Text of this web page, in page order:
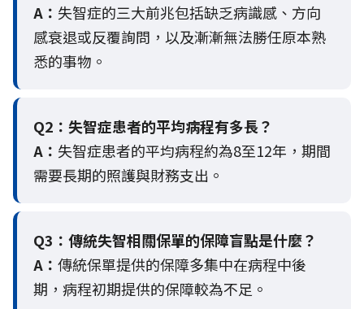
A： 失智症的三大前兆包括缺乏病識感、方向
感衰退或反覆詢問，以及漸漸無法勝任原本熟
悉的事物。
Q2： 失智症患者的平均病程有多長？
A： 失智症患者的平均病程約為8至12年，期間
需要長期的照護與財務支出。
Q3： 傳統失智相關保單的保障盲點是什麼？
A： 傳統保單提供的保障多集中在病程中後
期，病程初期提供的保障較為不足。